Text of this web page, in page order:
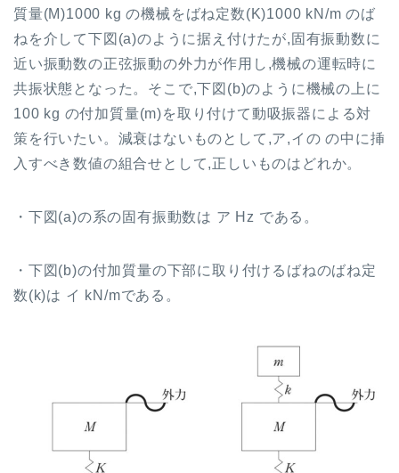
質量(M)1000 kgの機械をばね定数(K)1000 kN/mのば
ねを介して下図 (a)のように据え付けたが, 固有振動数に
近い振動数の正弦振動の外力が作用し ,機械の運転時に
共振状態となった。そこで,下図 (b)のように機械の上に
100 kg の付加質量(m)を取り付けて動吸振器による対
策を行いたい。減衰はないものとして ,ア,イの の中に挿
入すべき数値の組合せとして,正しいものはどれか。
・下図 (a)の系の固有振動数は ア Hz である。
・下図 (b)の付加質量の下部に取り付けるばねのばね定
数(k)は イ kN/mである。